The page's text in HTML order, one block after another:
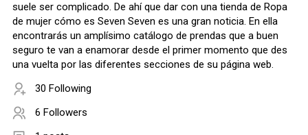
suele ser complicado. De ahí que dar con una tienda de Ropa
de mujer cómo es Seven Seven es una gran noticia. En ella
encontrarás un amplísimo catálogo de prendas que a buen
seguro te van a enamorar desde el primer momento que des
una vuelta por las diferentes secciones de su página web.
30 Following
6 Followers